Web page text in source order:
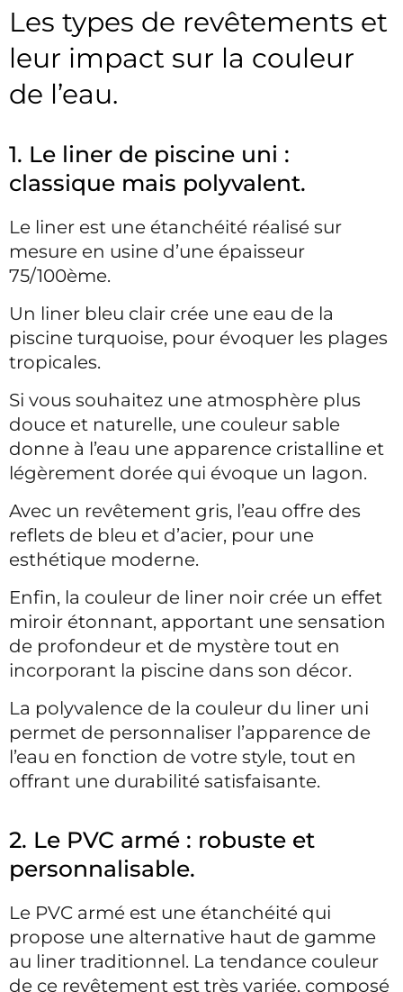
Les types de revêtements et
leur impact sur la couleur
de l’eau.
1. Le liner de piscine uni :
classique mais polyvalent.
Le liner est une étanchéité réalisé sur
mesure en usine d’une épaisseur
75/100ème.
Un liner bleu clair crée une eau de la
piscine turquoise, pour évoquer les plages
tropicales.
Si vous souhaitez une atmosphère plus
douce et naturelle, une couleur sable
donne à l’eau une apparence cristalline et
légèrement dorée qui évoque un lagon.
Avec un revêtement gris, l’eau offre des
reflets de bleu et d’acier, pour une
esthétique moderne.
Enfin, la couleur de liner noir crée un effet
miroir étonnant, apportant une sensation
de profondeur et de mystère tout en
incorporant la piscine dans son décor.
La polyvalence de la couleur du liner uni
permet de personnaliser l’apparence de
l’eau en fonction de votre style, tout en
offrant une durabilité satisfaisante.
2. Le PVC armé : robuste et
personnalisable.
Le PVC armé est une étanchéité qui
propose une alternative haut de gamme
au liner traditionnel. La tendance couleur
de ce revêtement est très variée, composé